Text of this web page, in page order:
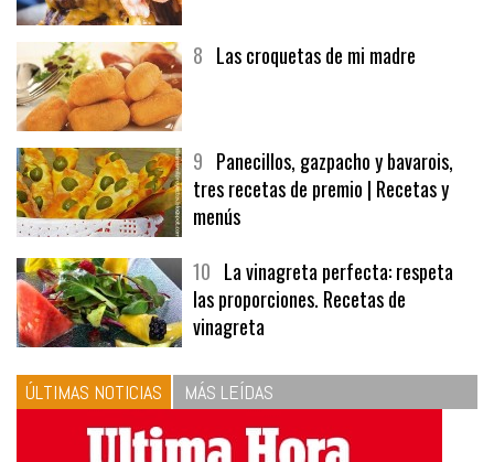
8 Las croquetas de mi madre
9 Panecillos, gazpacho y bavarois,
tres recetas de premio | Recetas y
menús
10 La vinagreta perfecta: respeta
las proporciones. Recetas de
vinagreta
ÚLTIMAS NOTICIAS MÁS LEÍDAS